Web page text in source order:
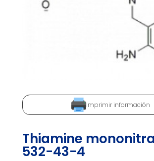
Imprimir información
Thiamine
532-43-4